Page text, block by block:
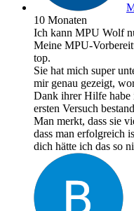
10 Monaten
Ich kann MPU Wolf
Meine MPU-
top.
Sie hat mich super
mir genau gezeigt,
Dank ihrer Hilfe habe
ersten Versuch
Man merkt, dass sie
dass man erfolgreich
dich hätte ich das so